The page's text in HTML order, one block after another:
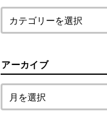
アーカイブ